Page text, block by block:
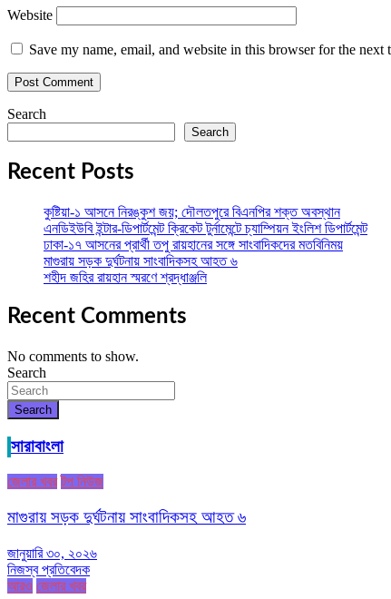
Website
Save my name, email, and website in this browser for the next
Search
Search
Recent Posts
কুষ্টিয়া-১ আসনে নিরঙ্কুশ জয়; দৌলতপুরে বিএনপির শক্ত অবস্থান
এনডিইউবি ইন্টার-ডিপার্টমেন্ট ক্রিকেট টুর্নামেন্টে চ্যাম্পিয়ন ইংলিশ ডিপার্টমেন্ট
ঢাকা-১৭ আসনের প্রার্থী তপু রায়হানের সঙ্গে সাংবাদিকদের মতবিনিময়
মাগুরায় সড়ক দুর্ঘটনায় সাংবাদিকসহ আহত ৬
শহীদ জহির রায়হান স্মরণে শ্রদ্ধাঞ্জলি
Recent Comments
No comments to show.
Search
Search
সারাবাংলা
জেলার খবর টপ নিউজ
মাগুরায় সড়ক দুর্ঘটনায় সাংবাদিকসহ আহত ৬
জানুয়ারি ৩০, ২০২৬
নিজস্ব প্রতিবেদক
আরও জেলার খবর